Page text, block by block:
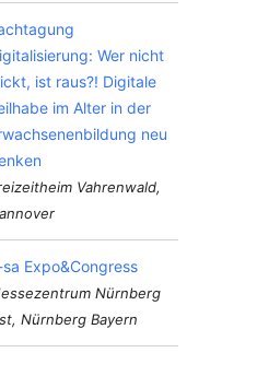
Wer nicht
ist raus?! Digitale
im Alter in der
neu
Vahrenwald,
Expo&Congress
Nürnberg
Nürnberg Bayern